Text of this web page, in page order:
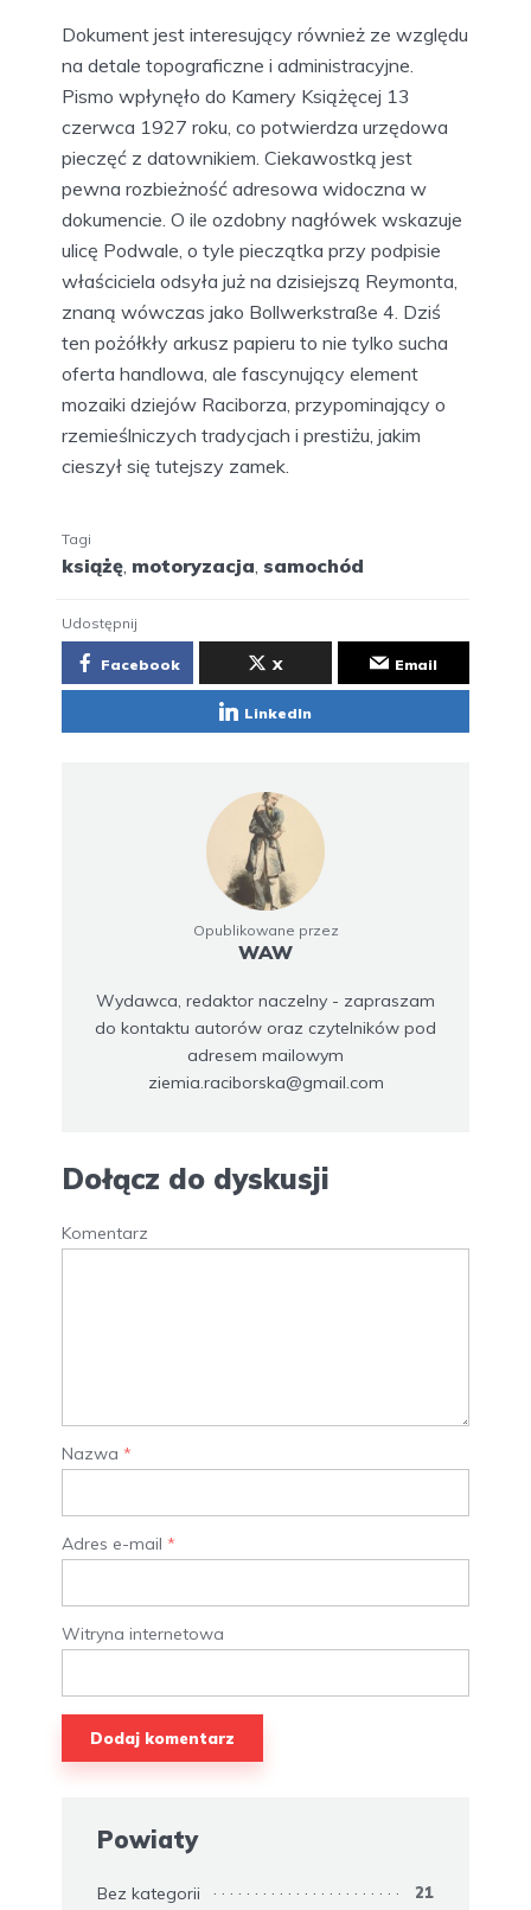
Dokument jest interesujący również ze względu
na detale topograficzne i administracyjne.
Pismo wpłynęło do Kamery Książęcej 13
czerwca 1927 roku, co potwierdza urzędowa
pieczęć z datownikiem. Ciekawostką jest
pewna rozbieżność adresowa widoczna w
dokumencie. O ile ozdobny nagłówek wskazuje
ulicę Podwale, o tyle pieczątka przy podpisie
właściciela odsyła już na dzisiejszą Reymonta,
znaną wówczas jako Bollwerkstraße 4. Dziś
ten pożółkły arkusz papieru to nie tylko sucha
oferta handlowa, ale fascynujący element
mozaiki dziejów Raciborza, przypominający o
rzemieślniczych tradycjach i prestiżu, jakim
cieszył się tutejszy zamek.
Tagi
książę motoryzacja samochód
Udostępnij
Facebook X Email
LinkedIn
Opublikowane przez
WAW
Wydawca, redaktor naczelny - zapraszam
do kontaktu autorów oraz czytelników pod
adresem mailowym
ziemia.raciborska@gmail.com
Dołącz do dyskusji
Komentarz
Nazwa *
Adres e-mail *
Witryna internetowa
Powiaty
Bez kategorii 21